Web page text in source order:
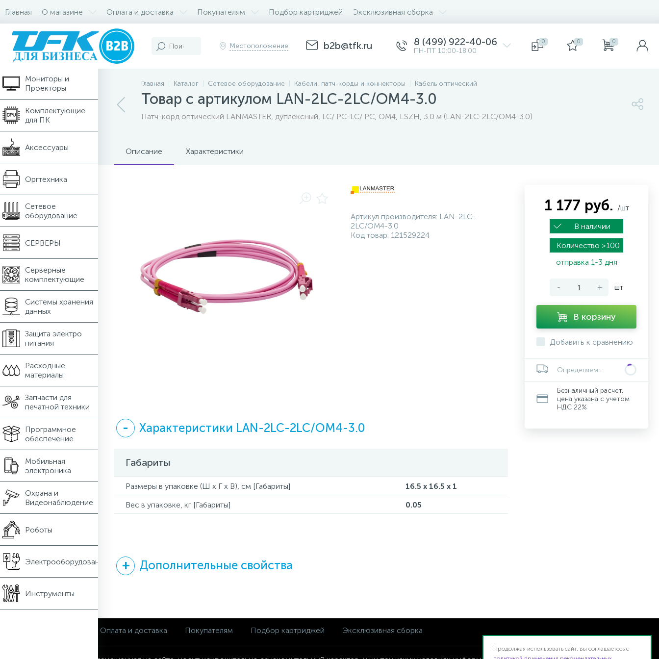
Главная О магазине Оплата и доставка Покупателям Подбор картриджей Эксклюзивная сборка
Местоположение b2b@tfk.ru 8 (499) 922-40-06
ПН-ПТ 10:00-18:00
0 0 0
Компьютеры и
Ноутбуки
Мониторы и
Проекторы
Комплектующие
для ПК
Аксессуары
Оргтехника
Сетевое
оборудование
СЕРВЕРЫ
Серверные
комплектующие
Системы хранения
данных
Защита электро
питания
Расходные
материалы
Запчасти для
печатной техники
Программное
обеспечение
Мобильная
электроника
Охрана и
Видеонаблюдение
Роботы
Электрооборудование
Инструменты
Главная Каталог Сетевое оборудование Кабели, патч-корды и коннекторы Кабель оптический
Товар с артикулом LAN-2LC-2LC/OM4-3.0
Патч-корд оптический LANMASTER, дуплексный, LC/ PC-LC/ PC, OM4, LSZH, 3.0 м (LAN-2LC-2LC/OM4-3.0)
Описание Характеристики
Артикул производителя: LAN-2LC-
2LC/OM4-3.0
Код товар: 121529224
Характеристики LAN-2LC-2LC/OM4-3.0
Габариты
Размеры в упаковке (Ш x Г x В), см [Габариты]
16.5 x 16.5 x 1
Вес в упаковке, кг [Габариты]
0.05
Дополнительные свойства
1 177 руб. /шт
В наличии
Количество >100
отправка 1-3 дня
- + шт
В корзину
Добавить к сравнению
Определяем...
Безналичный расчет,
цена указана с учетом
НДС 22%
Оплата и доставка Покупателям Подбор картриджей Эксклюзивная сборка
Продолжая использовать сайт, вы соглашаетесь с